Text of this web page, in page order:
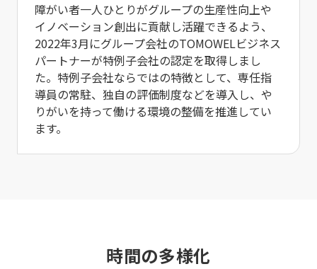
障がい者一人ひとりがグループの生産性向上や
イノベーション創出に貢献し活躍できるよう、
2022年3月にグループ会社のTOMOWELビジネス
パートナーが特例子会社の認定を取得しまし
た。特例子会社ならではの特徴として、専任指
導員の常駐、独自の評価制度などを導入し、や
りがいを持って働ける環境の整備を推進してい
ます。
時間の多様化